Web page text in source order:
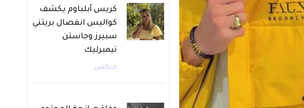
كريس أبلباوم يكشف
كواليس انفصال بريتني
سبيرز وجاستن
تيمبرليك
ميكس